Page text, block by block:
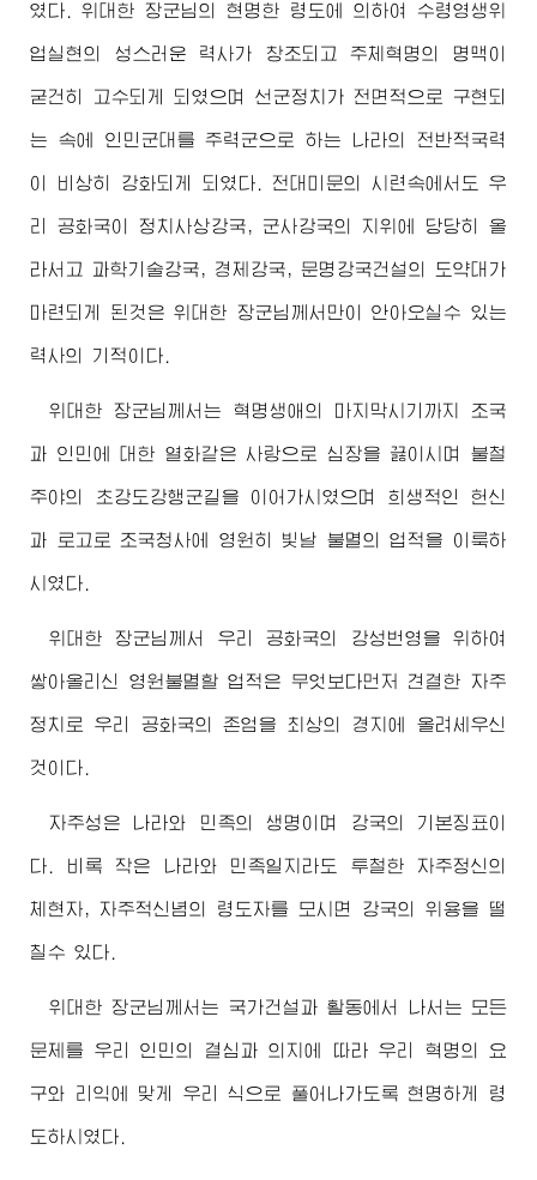
였다. 위대한 장군님 의 현명한 령도에 의하여 수령영생위
업실현의 성스러운 력사가 창조되고 주체혁명의 명맥이
굳건히 고수되게 되였으며 선군정치가 전면적으로 구현되
는 속에 인민군대를 주력군으로 하는 나라의 전반적국력
이 비상히 강화되게 되였다. 전대미문의 시련속에서도 우
리 공화국이 정치사상강국, 군사강국의 지위에 당당히 올
라서고 과학기술강국, 경제강국, 문명강국건설의 도약대가
마련되게 된것은위대한 장군님 께서만이 안아오실수 있는
력사의 기적이다.
위대한 장군님 께서는 혁명생애의 마지막시기까지 조국
과 인민에 대한 열화같은 사랑으로 심장을 끓이시며 불철
주야의 초강도강행군길을 이어가시였으며 희생적인 헌신
과 로고로 조국청사에 영원히 빛날 불멸의 업적을 이룩하
시였다.
위대한 장군님 께서 우리 공화국의 강성번영을 위하여
쌓아올리신 영원불멸할 업적은 무엇보다먼저 견결한 자주
정치로 우리 공화국의 존엄을 최상의 경지에 올려세우신
것이다.
자주성은 나라와 민족의 생명이며 강국의 기본징표이
다. 비록 작은 나라와 민족일지라도 투철한 자주정신의
체현자, 자주적신념의 령도자를 모시면 강국의 위용을 떨
칠수 있다.
위대한 장군님 께서는 국가건설과 활동에서 나서는 모든
문제를 우리 인민의 결심과 의지에 따라 우리 혁명의 요
구와 리익에 맞게 우리 식으로 풀어나가도록 현명하게 령
도하시였다.